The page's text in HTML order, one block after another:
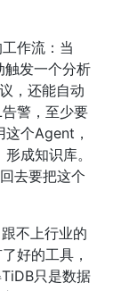
作流：当
触发一个分析
，还能自动
警，至少要
个Agent，
成知识库。
去要把这个
不上行业的
好的工具，
只是数据